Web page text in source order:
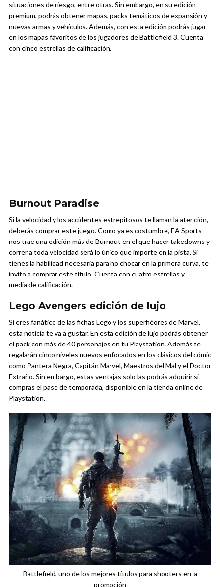
situaciones de riesgo, entre otras. Sin embargo, en su edición
premium, podrás obtener mapas, packs temáticos de expansión y
nuevas armas y vehículos. Además, con esta edición podrás jugar
en los mapas favoritos de los jugadores de Battlefield 3. Cuenta
con cinco estrellas de calificación.
Burnout Paradise
Si la velocidad y los accidentes estrepitosos te llaman la atención,
deberás comprar este juego. Como ya es costumbre, EA Sports
nos trae una edición más de Burnout en el que hacer takedowns y
correr a toda velocidad será lo único que importe en la pista. Si
tienes la habilidad necesaria para no chocar en la primera curva, te
invito a comprar este título. Cuenta con cuatro estrellas y
media de calificación.
Lego Avengers edición de lujo
Si eres fanático de las fichas Lego y los superhéores de Marvel,
esta noticia te va a gustar. En esta edición de lujo podrás obtener
el pack con más de 40 personajes en tu Playstation. Además te
regalarán cinco niveles nuevos enfocados en los clásicos del cómic
como Pantera Negra, Capitán Marvel, Maestros del Mal y el Doctor
Extraño. Sin embargo, estas ventajas solo las podrás adquirir si
compras el pase de temporada, disponible en la tienda online de
Playstation.
Battlefield, uno de los mejores títulos para shooters en la
promoción